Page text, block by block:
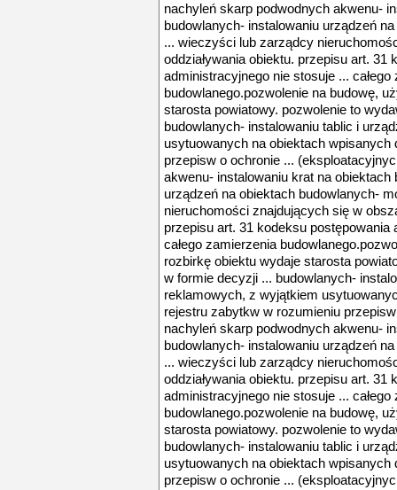
nachyleń skarp podwodnych akwenu-
budowlanych- instalowaniu urządzeń
... wieczyści lub zarządcy
oddziaływania obiektu. przepisu art. 31
administracyjnego nie stosuje ... całego
budowlanego.pozwolenie na budowę,
starosta powiatowy. pozwolenie to
budowlanych- instalowaniu tablic i
usytuowanych na obiektach
przepisw o ochronie ...
akwenu- instalowaniu krat na obiektach
urządzeń na obiektach budowlanych-
nieruchomości znajdujących się w
przepisu art. 31 kodeksu postępowania
całego zamierzenia
rozbirkę obiektu wydaje starosta
w formie decyzji ... budowlanych-
reklamowych, z wyjątkiem
rejestru zabytkw w rozumieniu
nachyleń skarp podwodnych akwenu-
budowlanych- instalowaniu urządzeń
... wieczyści lub zarządcy
oddziaływania obiektu. przepisu art. 31
administracyjnego nie stosuje ... całego
budowlanego.pozwolenie na budowę,
starosta powiatowy. pozwolenie to
budowlanych- instalowaniu tablic i
usytuowanych na obiektach
przepisw o ochronie ...